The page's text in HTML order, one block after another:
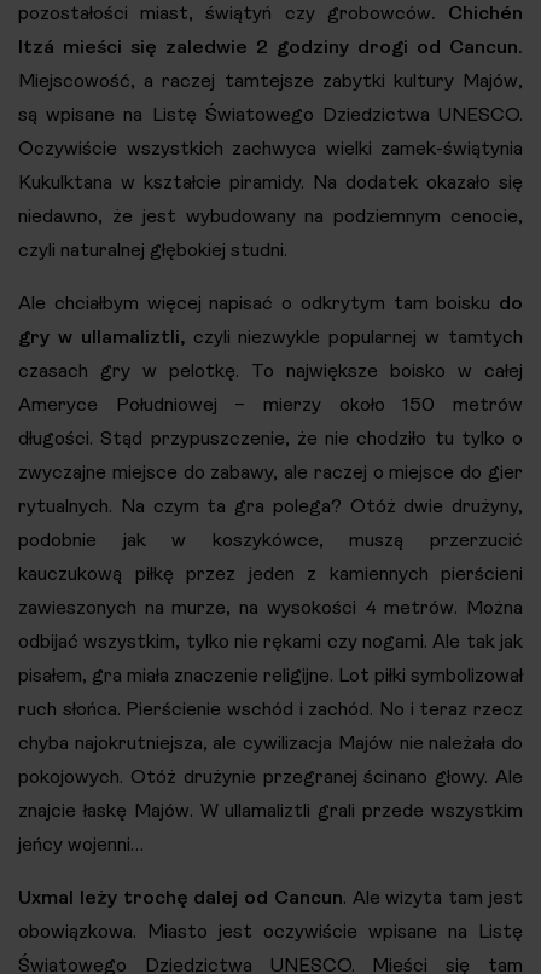
pozostałości miast, świątyń czy grobowców. Chichén
Itzá mieści się zaledwie 2 godziny drogi od Cancun.
Miejscowość, a raczej tamtejsze zabytki kultury Majów,
są wpisane na Listę Światowego Dziedzictwa UNESCO.
Oczywiście wszystkich zachwyca wielki zamek-świątynia
Kukulktana w kształcie piramidy. Na dodatek okazało się
niedawno, że jest wybudowany na podziemnym cenocie,
czyli naturalnej głębokiej studni.
Ale chciałbym więcej napisać o odkrytym tam boisku do
gry w ullamaliztli, czyli niezwykle popularnej w tamtych
czasach gry w pelotkę. To największe boisko w całej
Ameryce Południowej – mierzy około 150 metrów
długości. Stąd przypuszczenie, że nie chodziło tu tylko o
zwyczajne miejsce do zabawy, ale raczej o miejsce do gier
rytualnych. Na czym ta gra polega? Otóż dwie drużyny,
podobnie jak w koszykówce, muszą przerzucić
kauczukową piłkę przez jeden z kamiennych pierścieni
zawieszonych na murze, na wysokości 4 metrów. Można
odbijać wszystkim, tylko nie rękami czy nogami. Ale tak jak
pisałem, gra miała znaczenie religijne. Lot piłki symbolizował
ruch słońca. Pierścienie wschód i zachód. No i teraz rzecz
chyba najokrutniejsza, ale cywilizacja Majów nie należała do
pokojowych. Otóż drużynie przegranej ścinano głowy. Ale
znajcie łaskę Majów. W ullamaliztli grali przede wszystkim
jeńcy wojenni…
Uxmal leży trochę dalej od Cancun. Ale wizyta tam jest
obowiązkowa. Miasto jest oczywiście wpisane na Listę
Światowego Dziedzictwa UNESCO. Mieści się tam